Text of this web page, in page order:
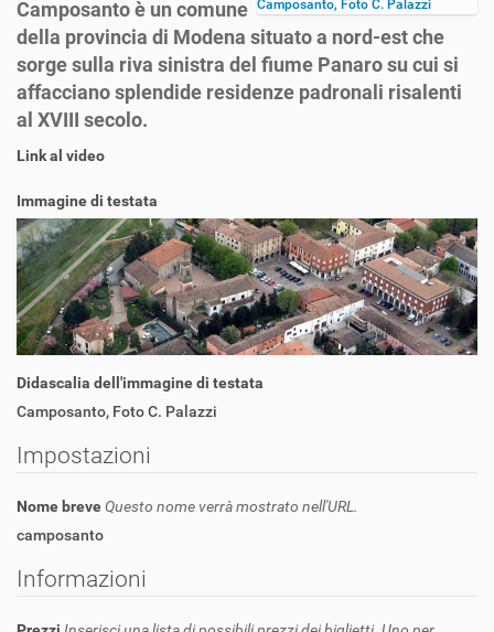
Camposanto, Foto C. Palazzi
Camposanto è un comune
della provincia di Modena situato a nord-est che
sorge sulla riva sinistra del fiume Panaro su cui si
affacciano splendide residenze padronali risalenti
al XVIII secolo.
Link al video
Immagine di testata
Didascalia dell'immagine di testata
Camposanto, Foto C. Palazzi
Impostazioni
Nome breveQuesto nome verrà mostrato nell'URL.
camposanto
Informazioni